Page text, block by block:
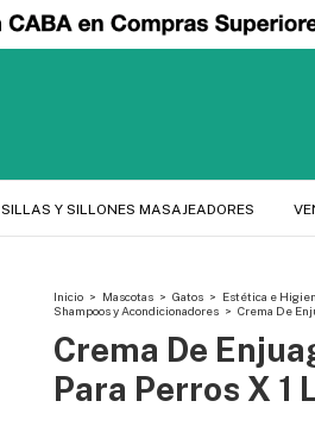
SILLAS Y SILLONES MASAJEADORES
Inicio > Mascotas > Gatos > Estética e
Shampoos y Acondicionadores > Crema De
Crema De
Para Perros X 1